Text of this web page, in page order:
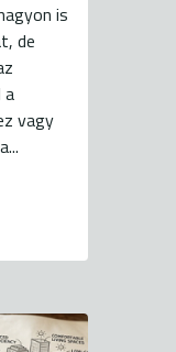
is
de
a
vagy